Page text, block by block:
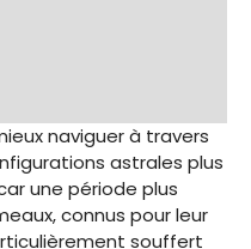
naviguer à travers
astrales plus
une période plus
connus pour leur
souffert